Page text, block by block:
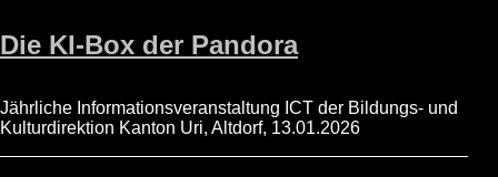
Die KI-Box der Pandora
Jährliche Informationsveranstaltung ICT der Bildungs- und
Kulturdirektion Kanton Uri, Altdorf, 13.01.2026